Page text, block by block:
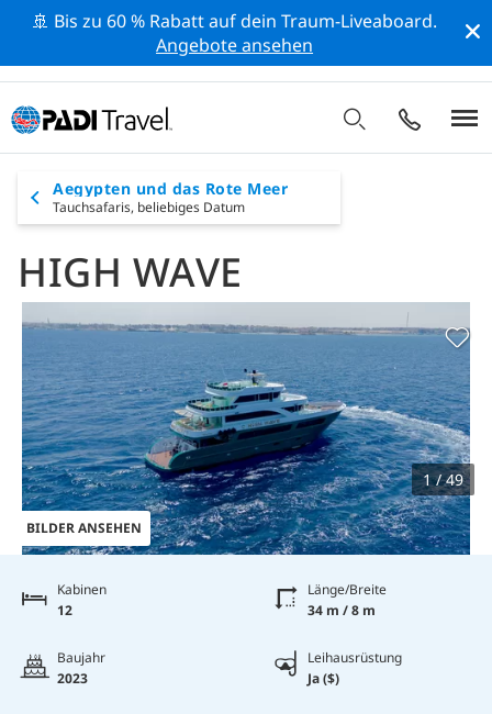
🚢 Bis zu 60 % Rabatt auf dein Traum-Liveaboard.
Angebote ansehen
Aegypten und das Rote Meer
Tauchsafaris, beliebiges Datum
HIGH WAVE
BILDER ANSEHEN
1 / 49
Kabinen
12
Länge/Breite
34 m / 8 m
Baujahr
2023
Leihausrüstung
Ja ($)